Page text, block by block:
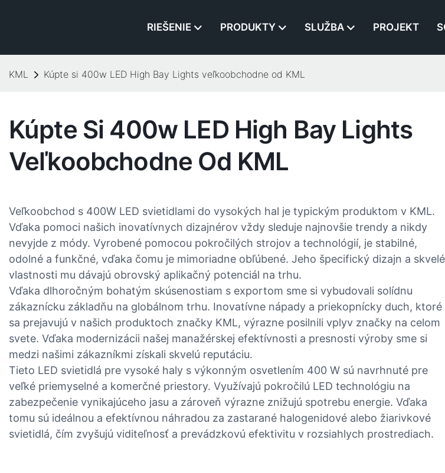
RIEŠENIE PRODUKTY SLUŽBA PROJEKT
KML Kúpte si 400w LED High Bay Lights veľkoobchodne od KML
Kúpte Si 400w LED High Bay Lights
Veľkoobchodne Od KML
Veľkoobchod s 400W LED svietidlami do vysokých hal je typickým produktom v KML.
Vďaka pomoci našich inovatívnych dizajnérov vždy sleduje najnovšie trendy a nikdy
nevyjde z módy. Vyrobené pomocou pokročilých strojov a technológií, je stabilné,
odolné a funkčné, vďaka čomu je mimoriadne obľúbené. Jeho špecifický dizajn a skvelé
vlastnosti mu dávajú obrovský aplikačný potenciál na trhu.
Vďaka dlhoročným bohatým skúsenostiam s exportom sme si vybudovali solídnu
zákaznícku základňu na globálnom trhu. Inovatívne nápady a priekopnícky duch, ktoré
sa prejavujú v našich produktoch značky KML, výrazne posilnili vplyv značky na celom
svete. Vďaka modernizácii našej manažérskej efektívnosti a presnosti výroby sme si
medzi našimi zákazníkmi získali skvelú reputáciu.
Tieto LED svietidlá pre vysoké haly s výkonným osvetlením 400 W sú navrhnuté pre
veľké priemyselné a komerčné priestory. Využívajú pokročilú LED technológiu na
zabezpečenie vynikajúceho jasu a zároveň výrazne znižujú spotrebu energie. Vďaka
tomu sú ideálnou a efektívnou náhradou za zastarané halogenidové alebo žiarivkové
svietidlá, čím zvyšujú viditeľnosť a prevádzkovú efektivitu v rozsiahlych prostrediach.